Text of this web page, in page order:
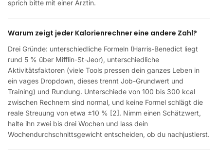
sprich bitte mit einer Ärztin.
Warum zeigt jeder Kalorienrechner eine andere Zahl?
Drei Gründe: unterschiedliche Formeln (Harris-Benedict liegt
rund 5 % über Mifflin-St-Jeor), unterschiedliche
Aktivitätsfaktoren (viele Tools pressen dein ganzes Leben in
ein vages Dropdown, dieses trennt Job-Grundwert und
Training) und Rundung. Unterschiede von 100 bis 300 kcal
zwischen Rechnern sind normal, und keine Formel schlägt die
reale Streuung von etwa ±10 % [2]. Nimm einen Schätzwert,
halte ihn zwei bis drei Wochen und lass dein
Wochendurchschnittsgewicht entscheiden, ob du nachjustierst.